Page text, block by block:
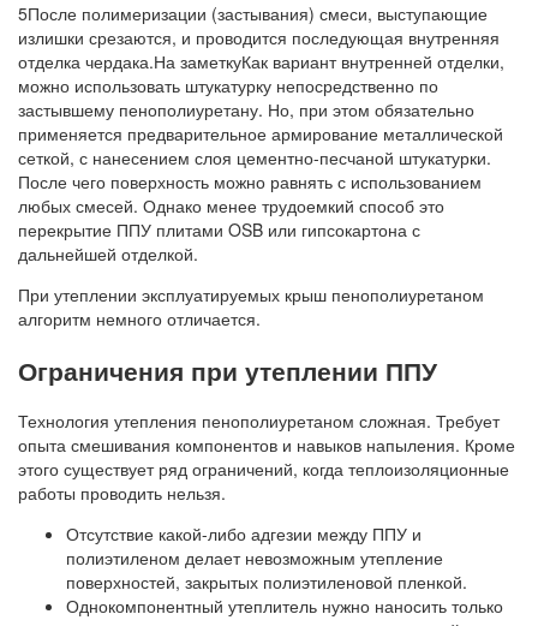
5После полимеризации (застывания) смеси, выступающие
излишки срезаются, и проводится последующая внутренняя
отделка чердака.На заметкуКак вариант внутренней отделки,
можно использовать штукатурку непосредственно по
застывшему пенополиуретану. Но, при этом обязательно
применяется предварительное армирование металлической
сеткой, с нанесением слоя цементно-песчаной штукатурки.
После чего поверхность можно равнять с использованием
любых смесей. Однако менее трудоемкий способ это
перекрытие ППУ плитами OSB или гипсокартона с
дальнейшей отделкой.
При утеплении эксплуатируемых крыш пенополиуретаном
алгоритм немного отличается.
Ограничения при утеплении ППУ
Технология утепления пенополиуретаном сложная. Требует
опыта смешивания компонентов и навыков напыления. Кроме
этого существует ряд ограничений, когда теплоизоляционные
работы проводить нельзя.
Отсутствие какой-либо адгезии между ППУ и
полиэтиленом делает невозможным утепление
поверхностей, закрытых полиэтиленовой пленкой.
Однокомпонентный утеплитель нужно наносить только